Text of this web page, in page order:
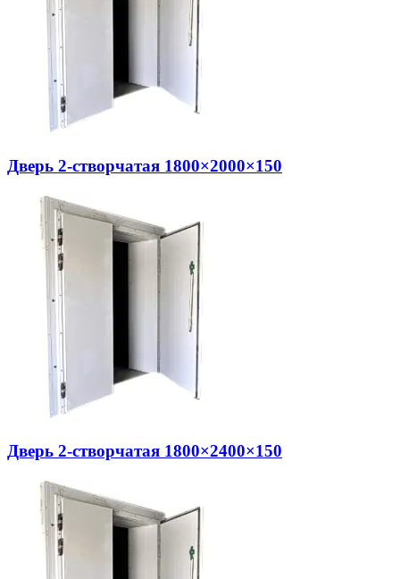
Дверь 2-створчатая 1800×2000×150
Дверь 2-створчатая 1800×2400×150